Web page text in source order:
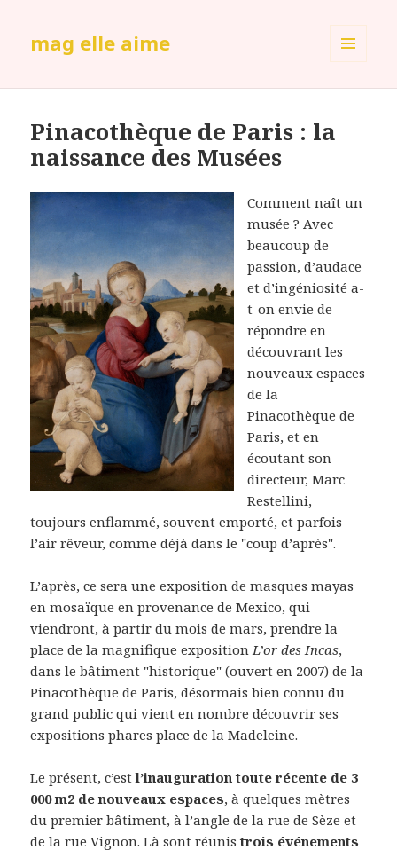
mag elle aime
Pinacothèque de Paris : la
naissance des Musées
Comment naît un
musée ? Avec
beaucoup de
passion, d’audace
et d’ingéniosité a-
t-on envie de
répondre en
découvrant les
nouveaux espaces
de la
Pinacothèque de
Paris, et en
écoutant son
directeur, Marc
Restellini,
toujours enflammé, souvent emporté, et parfois
l’air rêveur, comme déjà dans le "coup d’après".
L’après, ce sera une exposition de masques mayas
en mosaïque en provenance de Mexico, qui
viendront, à partir du mois de mars, prendre la
place de la magnifique expositionL’or des Incas,
dans le bâtiment "historique" (ouvert en 2007) de la
Pinacothèque de Paris, désormais bien connu du
grand public qui vient en nombre découvrir ses
expositions phares place de la Madeleine.
Le présent, c’estl’inauguration toute récente de 3
000 m2 de nouveaux espaces, à quelques mètres
du premier bâtiment, à l’angle de la rue de Sèze et
de la rue Vignon. Là sont réunistrois événements